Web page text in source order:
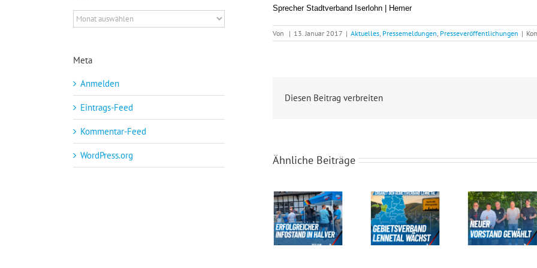
Sprecher Stadtverband Iserlohn | Hemer
Von | 13. Januar 2017 | Aktuelles Pressemeldungen Presseveröffentlichungen |
Diesen Beitrag verbreiten
Ähnliche Beiträge
Archiv
Meta
Anmelden
Eintrags-Feed
Kommentar-Feed
WordPress.org